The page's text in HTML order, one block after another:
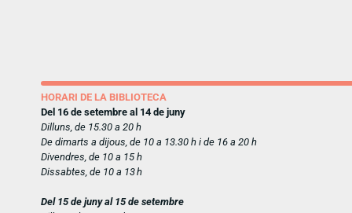
HORARI DE LA BIBLIOTECA
Del 16 de setembre al 14 de juny
Dilluns, de 15.30 a 20 h
De dimarts a dijous, de 10 a 13.30 h i de 16 a 20 h
Divendres, de 10 a 15 h
Dissabtes, de 10 a 13 h
Del 15 de juny al 15 de setembre